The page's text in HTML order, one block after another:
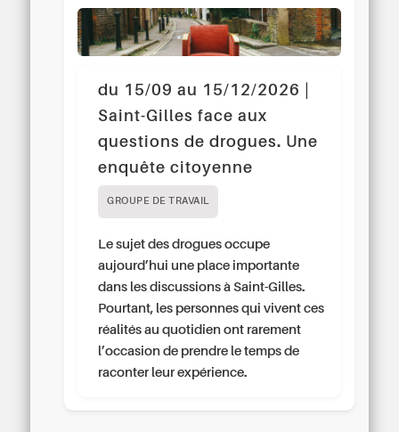
du 15/09 au 15/12/2026 |
Saint-Gilles face aux
questions de drogues. Une
enquête citoyenne
GROUPE DE TRAVAIL
Le sujet des drogues occupe
aujourd’hui une place importante
dans les discussions à Saint-Gilles.
Pourtant, les personnes qui vivent ces
réalités au quotidien ont rarement
l’occasion de prendre le temps de
raconter leur expérience.